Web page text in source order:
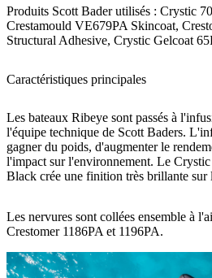
Produits Scott Bader utilisés : Crystic
Crestamould VE679PA Skincoat,
Structural Adhesive, Crystic Gelcoat
Caractéristiques principales
Les bateaux Ribeye sont passés à
l'équipe technique de Scott Baders.
gagner du poids, d'augmenter le
l'impact sur l'environnement. Le
Black crée une finition très brillante sur
Les nervures sont collées ensemble à
Crestomer 1186PA et 1196PA.